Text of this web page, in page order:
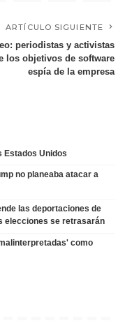
ARTÍCULO SIGUIENTE
periodistas y activistas
los objetivos de software
espía de la empresa
Estados Unidos
no planeaba atacar a
las deportaciones de
elecciones se retrasarán
como